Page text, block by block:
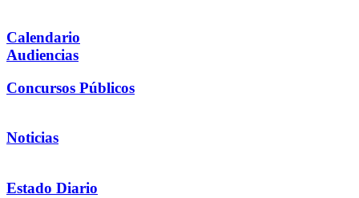
Calendario
Audiencias
Concursos Públicos
Noticias
Estado Diario